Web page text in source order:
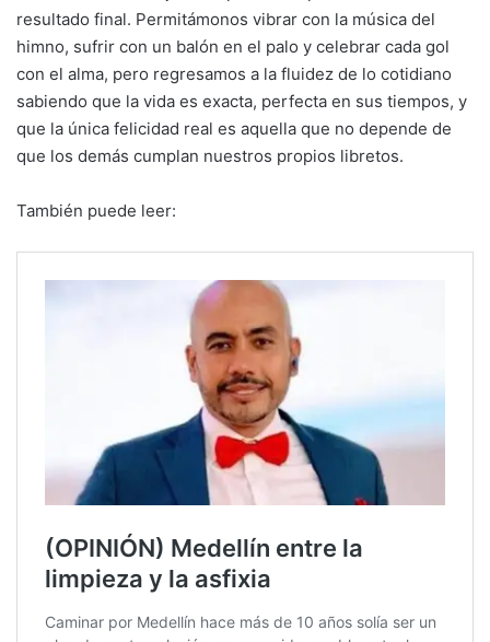
resultado final. Permitámonos vibrar con la música del
himno, sufrir con un balón en el palo y celebrar cada gol
con el alma, pero regresamos a la fluidez de lo cotidiano
sabiendo que la vida es exacta, perfecta en sus tiempos, y
que la única felicidad real es aquella que no depende de
que los demás cumplan nuestros propios libretos.
También puede leer: